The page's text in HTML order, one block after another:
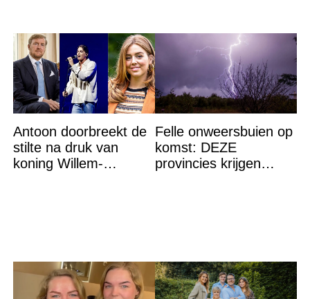
Antoon doorbreekt de
stilte na druk van
koning Willem-
Felle onweersbuien op
komst: DEZE
provincies krijgen